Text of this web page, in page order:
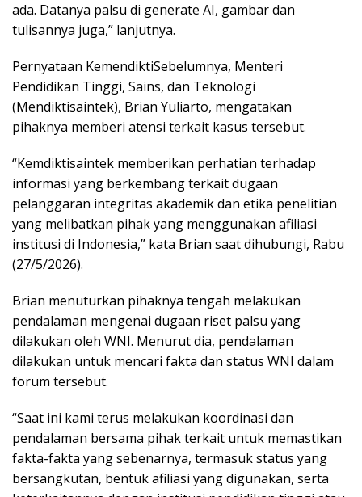
ada. Datanya palsu di generate AI, gambar dan
tulisannya juga,” lanjutnya.
Pernyataan KemendiktiSebelumnya, Menteri
Pendidikan Tinggi, Sains, dan Teknologi
(Mendiktisaintek), Brian Yuliarto, mengatakan
pihaknya memberi atensi terkait kasus tersebut.
“Kemdiktisaintek memberikan perhatian terhadap
informasi yang berkembang terkait dugaan
pelanggaran integritas akademik dan etika penelitian
yang melibatkan pihak yang menggunakan afiliasi
institusi di Indonesia,” kata Brian saat dihubungi, Rabu
(27/5/2026).
Brian menuturkan pihaknya tengah melakukan
pendalaman mengenai dugaan riset palsu yang
dilakukan oleh WNI. Menurut dia, pendalaman
dilakukan untuk mencari fakta dan status WNI dalam
forum tersebut.
“Saat ini kami terus melakukan koordinasi dan
pendalaman bersama pihak terkait untuk memastikan
fakta-fakta yang sebenarnya, termasuk status yang
bersangkutan, bentuk afiliasi yang digunakan, serta